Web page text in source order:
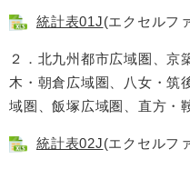
統計表01J(エクセルフ
２．北九州都市広域圏、京
木・朝倉広域圏、八女・筑
域圏、飯塚広域圏、直方・
統計表02J(エクセルフ